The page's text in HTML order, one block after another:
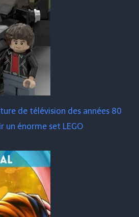
de télévision des années 80
un énorme set LEGO